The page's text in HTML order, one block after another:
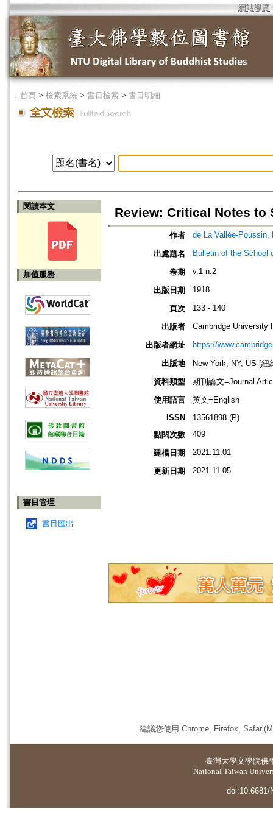
網站導覽
． 首頁 > 檢索系統 > 書目檢索 > 書目明細
閱讀本文
加值服務
書目管理
書目匯出
Review: Critical Notes to
作者 de La Vallée-Poussin,
出處題名 Bulletin of the School
卷期 v.1 n.2
出版日期 1918
頁次 133 - 140
出版者 Cambridge University
出版者網址 https://
出版地
New York, NY, US [
資料類型
期刊論文=Journal
使用語言
英文=English
ISSN
13561898 (P)
點閱次數
409
建檔日期 2021.11.01
更新日期 2021.11.05
建議您使用 Chrome, Firefox,
臺灣大學文學院佛
National Taiwan
doi:10.6681/